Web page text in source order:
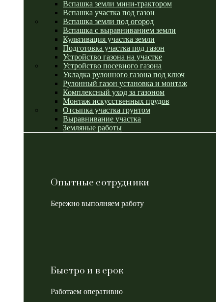
Вспашка земли мини-трактором
Вспашка участка под газон
Вспашка земли под огород
Вспашка с выравниванием земли
Культивация участка земли
Подготовка участка под газон
Устройство газона на участке
Устройство посевного газона
Укладка рулонного газона под ключ
Рулонный газон установка и монтаж
Комплексный уход за газоном
Монтаж искусственных прудов
Отсыпка участка грунтом
Выравнивание участка
Земляные работы
Опытные сотрудники
Бережно выполняем работу
Быстро и в срок
Работаем оперативно